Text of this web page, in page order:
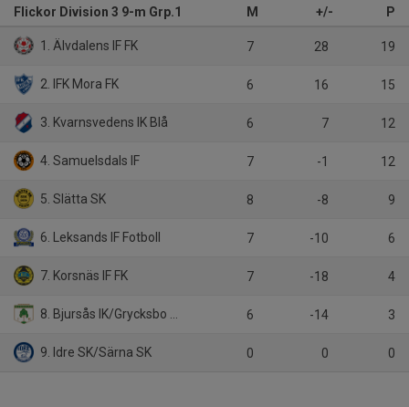
Flickor Division 3 9-m Grp.1 M +/- P
1. Älvdalens IF FK 7 28 19
2. IFK Mora FK 6 16 15
3. Kvarnsvedens IK Blå 6 7 12
4. Samuelsdals IF 7 -1 12
5. Slätta SK 8 -8 9
6. Leksands IF Fotboll 7 -10 6
7. Korsnäs IF FK 7 -18 4
8. Bjursås IK/Grycksbo IF 6 -14 3
9. Idre SK/Särna SK 0 0 0